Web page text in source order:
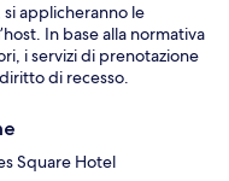
applicheranno le
In base alla normativa
i servizi di prenotazione
di recesso.
Square Hotel